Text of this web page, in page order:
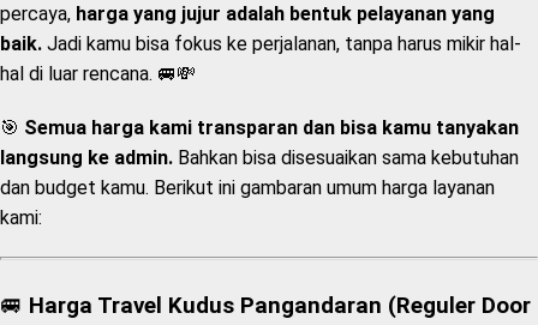
percaya, harga yang jujur adalah bentuk pelayanan yang
baik. Jadi kamu bisa fokus ke perjalanan, tanpa harus mikir hal-
hal di luar rencana. 🚐💸
🎯 Semua harga kami transparan dan bisa kamu tanyakan
langsung ke admin. Bahkan bisa disesuaikan sama kebutuhan
dan budget kamu. Berikut ini gambaran umum harga layanan
kami:
🚐 Harga Travel Kudus Pangandaran (Reguler Door